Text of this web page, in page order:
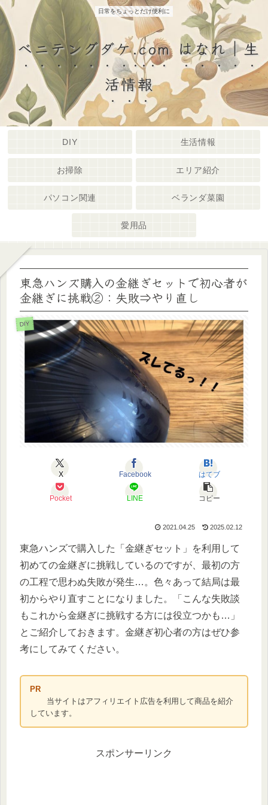
日常をちょっとだけ便利に
ベニテングダケ.com はなれ｜生
活情報
DIY 生活情報
お掃除 エリア紹介
パソコン関連 ベランダ菜園
愛用品
東急ハンズ購入の金継ぎセットで初心者が
金継ぎに挑戦②：失敗⇒やり直し
DIY
X Facebook はてブ
Pocket LINE コピー
2021.04.25 2025.02.12
東急ハンズで購入した「金継ぎセット」を利用して
初めての金継ぎに挑戦しているのですが、最初の方
の工程で思わぬ失敗が発生…。色々あって結局は最
初からやり直すことになりました。「こんな失敗談
もこれから金継ぎに挑戦する方には役立つかも…」
とご紹介しておきます。金継ぎ初心者の方はぜひ参
考にしてみてください。
PR
当サイトはアフィリエイト広告を利用して商品を紹介
しています。
スポンサーリンク